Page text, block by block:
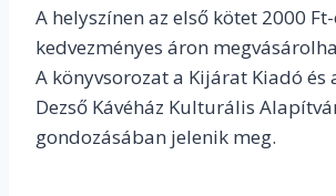
A helyszínen az első kötet 2000
kedvezményes áron
A könyvsorozat a Kijárat Kiadó és
Dezső Kávéház Kulturális
gondozásában jelenik meg.